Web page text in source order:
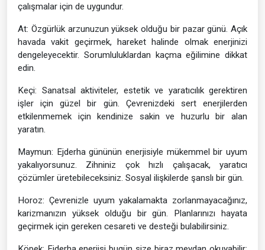
çalışmalar için de uygundur.
At: Özgürlük arzunuzun yüksek olduğu bir pazar günü. Açık
havada vakit geçirmek, hareket halinde olmak enerjinizi
dengeleyecektir. Sorumluluklardan kaçma eğilimine dikkat
edin.
Keçi: Sanatsal aktiviteler, estetik ve yaratıcılık gerektiren
işler için güzel bir gün. Çevrenizdeki sert enerjilerden
etkilenmemek için kendinize sakin ve huzurlu bir alan
yaratın.
Maymun: Ejderha gününün enerjisiyle mükemmel bir uyum
yakalıyorsunuz. Zihniniz çok hızlı çalışacak, yaratıcı
çözümler üretebileceksiniz. Sosyal ilişkilerde şanslı bir gün.
Horoz: Çevrenizle uyum yakalamakta zorlanmayacağınız,
karizmanızın yüksek olduğu bir gün. Planlarınızı hayata
geçirmek için gereken cesareti ve desteği bulabilirsiniz.